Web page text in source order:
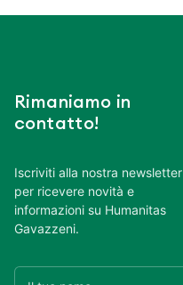
Rimaniamo in
contatto!
Iscriviti alla nostra newsletter
per ricevere novità e
informazioni su Humanitas
Gavazzeni.